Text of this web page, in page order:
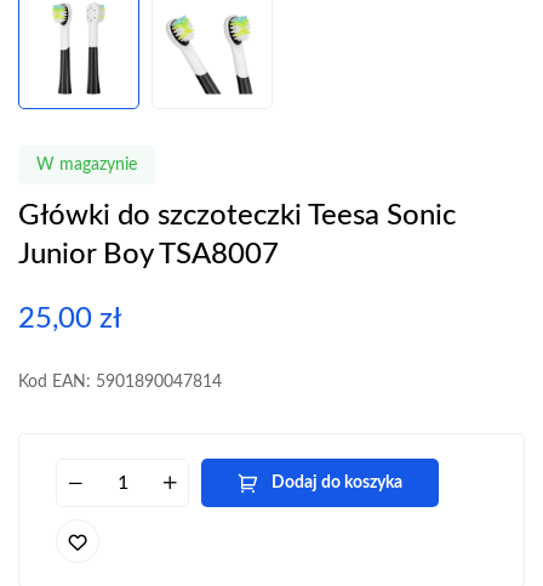
W magazynie
Główki do szczoteczki Teesa Sonic
Junior Boy TSA8007
25,00 zł
Kod EAN: 5901890047814
Dodaj do koszyka